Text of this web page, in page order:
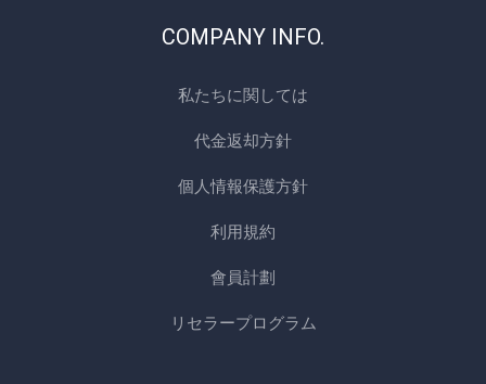
COMPANY INFO.
私たちに関しては
代金返却方針
個人情報保護方針
利用規約
會員計劃
リセラープログラム